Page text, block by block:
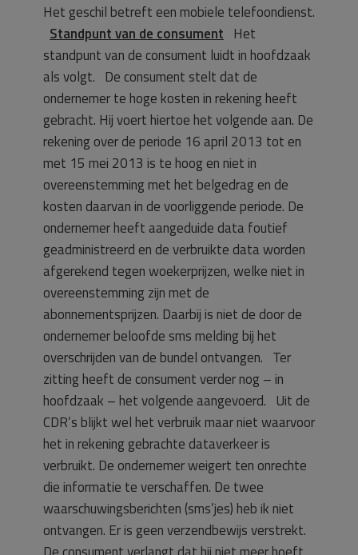
Het geschil betreft een mobiele telefoondienst.
Standpunt van de consument Het
standpunt van de consument luidt in hoofdzaak
als volgt. De consument stelt dat de
ondernemer te hoge kosten in rekening heeft
gebracht. Hij voert hiertoe het volgende aan. De
rekening over de periode 16 april 2013 tot en
met 15 mei 2013 is te hoog en niet in
overeenstemming met het belgedrag en de
kosten daarvan in de voorliggende periode. De
ondernemer heeft aangeduide data foutief
geadministreerd en de verbruikte data worden
afgerekend tegen woekerprijzen, welke niet in
overeenstemming zijn met de
abonnementsprijzen. Daarbij is niet de door de
ondernemer beloofde sms melding bij het
overschrijden van de bundel ontvangen. Ter
zitting heeft de consument verder nog – in
hoofdzaak – het volgende aangevoerd. Uit de
CDR’s blijkt wel het verbruik maar niet waarvoor
het in rekening gebrachte dataverkeer is
verbruikt. De ondernemer weigert ten onrechte
die informatie te verschaffen. De twee
waarschuwingsberichten (sms’jes) heb ik niet
ontvangen. Er is geen verzendbewijs verstrekt.